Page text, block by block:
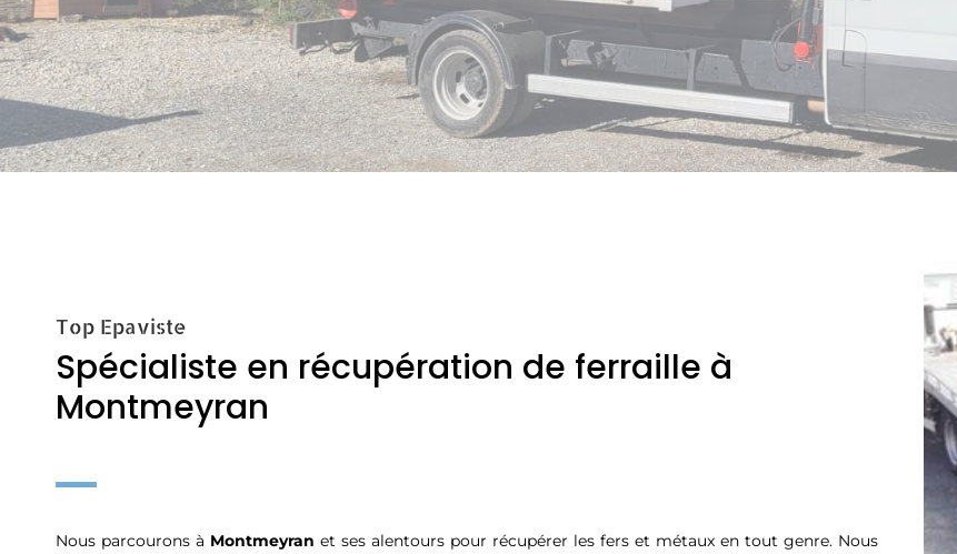
Top Epaviste
Spécialiste en récupération de ferraille à
Montmeyran
Nous parcourons à Montmeyran et ses alentours pour récupérer les fers et métaux en tout genre. Nous